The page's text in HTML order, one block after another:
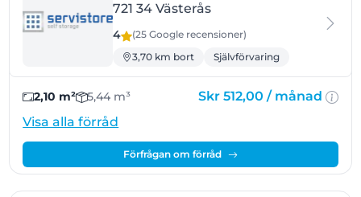
721 34 Västerås
4 (25 Google recensioner)
3,70 km bort
Självförvaring
2,10 m² 5,44 m³ Skr 512,00 / månad
Visa alla förråd
Förfrågan om förråd